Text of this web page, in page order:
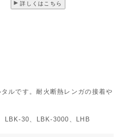
詳しくはこちら
ルです。耐火断熱レンガの接着や
LBK-30、LBK-3000、LHB